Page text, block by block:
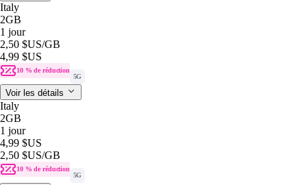
Italy
2GB
1 jour
2,50 $US/GB
4,99 $US
10 % de réduction
5G
Voir les détails
Italy
2GB
1 jour
4,99 $US
2,50 $US/GB
10 % de réduction
5G